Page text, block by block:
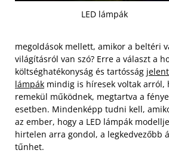
LED lámpák
megoldások mellett, amikor a beltéri
világításról van szó? Erre a választ a
költséghatékonyság és tartósság
lámpák mindig is híresek voltak arról,
remekül működnek, megtartva a
esetben. Mindenképp tudni kell,
az ember, hogy a LED lámpák
hirtelen arra gondol, a legkedvezőbb
tűnhet.